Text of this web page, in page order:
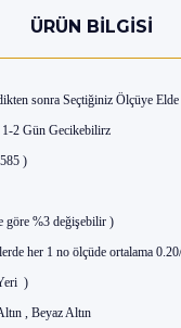
ÜRÜN BILGISI
sonra Seçtiğiniz Ölçüye
2 Gün Gecikebilirz
)
%3 değişebilir )
her 1 no ölçüde ortalama
)
, Beyaz Altın